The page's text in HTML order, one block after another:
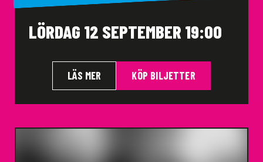
LÖRDAG 12 SEPTEMBER 19:00
LÄS MER KÖP BILJETTER